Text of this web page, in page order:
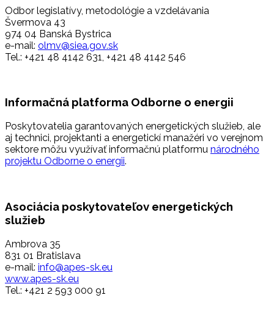
Odbor legislatívy, metodológie a vzdelávania
Švermova 43
974 04 Banská Bystrica
e-mail: olmv@siea.gov.sk
Tel.: +421 48 4142 631, +421 48 4142 546
Informačná platforma Odborne o energii
Poskytovatelia garantovaných energetických služieb, ale
aj technici, projektanti a energetickí manažéri vo verejnom
sektore môžu využívať informačnú platformu národného
projektu Odborne o energii.
Asociácia poskytovateľov energetických
služieb
Ambrova 35
831 01 Bratislava
e-mail: info@apes-sk.eu
www.apes-sk.eu
Tel.: +421 2 593 000 91